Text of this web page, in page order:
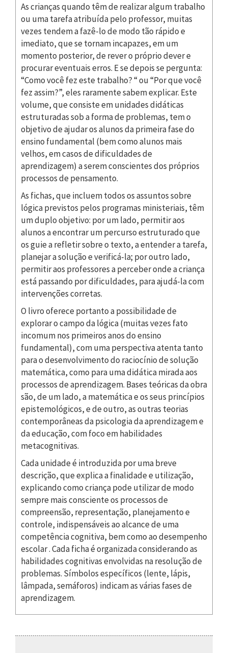
As crianças quando têm de realizar algum trabalho
ou uma tarefa atribuída pelo professor, muitas
vezes tendem a fazê-lo de modo tão rápido e
imediato, que se tornam incapazes, em um
momento posterior, de rever o próprio dever e
procurar eventuais erros. E se depois se pergunta:
“Como você fez este trabalho? “ ou “Por que você
fez assim?”, eles raramente sabem explicar. Este
volume, que consiste em unidades didáticas
estruturadas sob a forma de problemas, tem o
objetivo de ajudar os alunos da primeira fase do
ensino fundamental (bem como alunos mais
velhos, em casos de dificuldades de
aprendizagem) a serem conscientes dos próprios
processos de pensamento.
As fichas, que incluem todos os assuntos sobre
lógica previstos pelos programas ministeriais, têm
um duplo objetivo: por um lado, permitir aos
alunos a encontrar um percurso estruturado que
os guie a refletir sobre o texto, a entender a tarefa,
planejar a solução e verificá-la; por outro lado,
permitir aos professores a perceber onde a criança
está passando por dificuldades, para ajudá-la com
intervenções corretas.
O livro oferece portanto a possibilidade de
explorar o campo da lógica (muitas vezes fato
incomum nos primeiros anos do ensino
fundamental), com uma perspectiva atenta tanto
para o desenvolvimento do raciocínio de solução
matemática, como para uma didática mirada aos
processos de aprendizagem. Bases teóricas da obra
são, de um lado, a matemática e os seus princípios
epistemológicos, e de outro, as outras teorias
contemporâneas da psicologia da aprendizagem e
da educação, com foco em habilidades
metacognitivas.
Cada unidade é introduzida por uma breve
descrição, que explica a finalidade e utilização,
explicando como criança pode utilizar de modo
sempre mais consciente os processos de
compreensão, representação, planejamento e
controle, indispensáveis ao alcance de uma
competência cognitiva, bem como ao desempenho
escolar . Cada ficha é organizada considerando as
habilidades cognitivas envolvidas na resolução de
problemas. Símbolos específicos (lente, lápis,
lâmpada, semáforos) indicam as várias fases de
aprendizagem.